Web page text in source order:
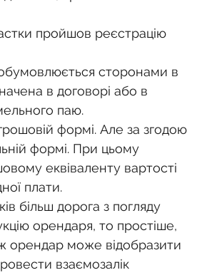
пройшов реєстрацію
сторонами в
в договорі або в
паю.
формі. Але за згодою
формі. При цьому
еквіваленту вартості
плати.
більш дорога з погляду
орендаря, то простіше,
орендар може відобразити
взаємозалік